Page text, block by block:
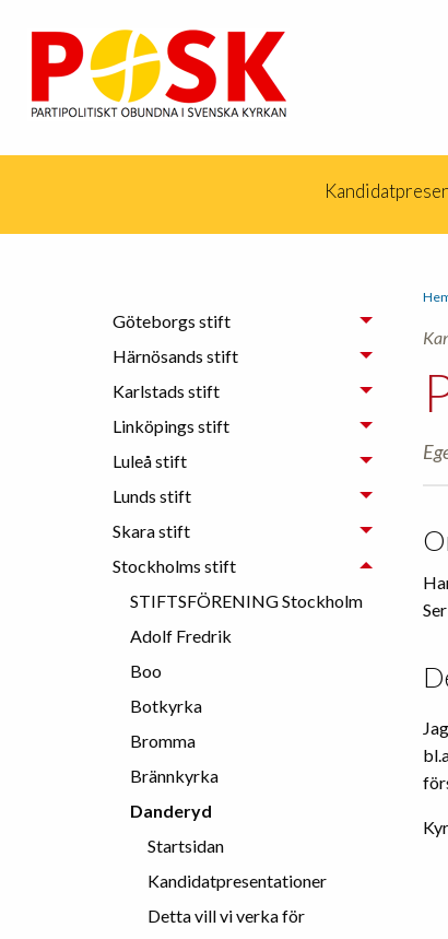
Göteborgs stift
Härnösands stift
Karlstads stift
Linköpings stift
Luleå stift
Lunds stift
Skara stift
Stockholms stift
STIFTSFÖRENING Stockholm
Adolf Fredrik
Boo
Botkyrka
Bromma
Brännkyrka
Danderyd
Startsidan
Kandidatpresentationer
Detta vill vi verka för